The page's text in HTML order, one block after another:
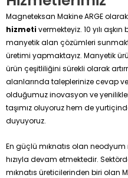
Magneteksan Makine ARGE olarak
hizmetivermekteyiz. 10 yılı
manyetik alan çözümleri
üretimi yapmaktayız. Manyetik
ürün çeşitliliğini sürekli olarak
alanlarında taleplerinize cevap
olduğumuz inovasyon ve
taşımız oluyoruz hem de
duyuyoruz.
En güçlü mıknatıs olan
hızıyla devam etmektedir.
mıknatıs üreticilerinden biri olan